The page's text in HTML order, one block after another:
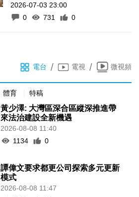
2026-07-03 23:00
0
731 0
電台 / 電視 / 微視頻
體育 特稿
黃少澤: 大灣區深合區縱深推進帶
來法治建設全新機遇
2026-08-08 11:40
1134
0
譚偉文要求都更公司探索多元更新
模式
2026-08-08 11:47